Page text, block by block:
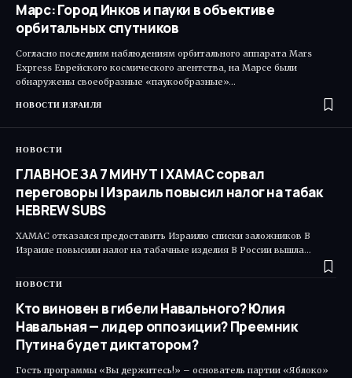
Марс: Город Инков и пауки в объективе
орбитальных спутников
Согласно последним наблюдениям орбитального аппарата Mars
Express Еврейского космического агентства, на Марсе были
обнаружены своеобразные «паукообразные»…
НОВОСТИ ИЗРАИЛЯ
НОВОСТИ
ГЛАВНОЕ ЗА 7 МИНУТ | ХАМАС сорвал
переговоры | Израиль повысил налог на табак
HEBREW SUBS
ХАМАС отказался предоставить Израилю списки заложников В
Израиле повысили налог на табачные изделия В России вышла…
НОВОСТИ
Кто виновен в гибели Навального? Юлия
Навальная — лидер оппозиции? Преемник
Путина будет диктатором?
Гость программы «Вы держитесь!» – основатель партии «Яблоко»